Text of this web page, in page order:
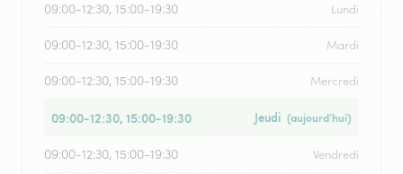
09:00-12:30, 15:00-19:30 Lundi
09:00-12:30, 15:00-19:30 Mardi
09:00-12:30, 15:00-19:30 Mercredi
09:00-12:30, 15:00-19:30 Jeudi (aujourd’hui)
09:00-12:30, 15:00-19:30 Vendredi